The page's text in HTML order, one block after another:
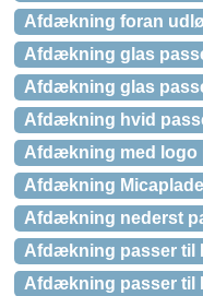
Afdækning foran
Afdækning glas
Afdækning glas
Afdækning hvid
Afdækning med logo
Afdækning
Afdækning nederst
Afdækning passer til
Afdækning passer til